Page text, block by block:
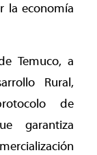
la economía
Temuco, a
Rural,
de
garantiza